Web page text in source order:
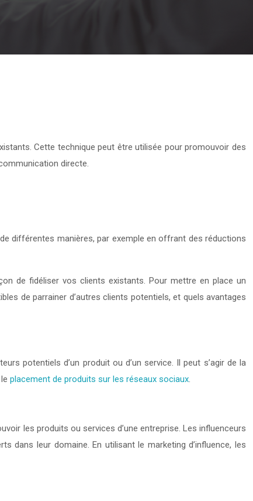
Cette technique peut être utilisée pour promouvoir des
directe.
différentes manières, par exemple en offrant des réductions
de fidéliser vos clients existants. Pour mettre en place un
de parrainer d’autres clients potentiels, et quels avantages
potentiels d’un produit ou d’un service. Il peut s’agir de la
placement de produits sur les réseaux sociaux.
les produits ou services d’une entreprise. Les influenceurs
dans leur domaine. En utilisant le marketing d’influence, les